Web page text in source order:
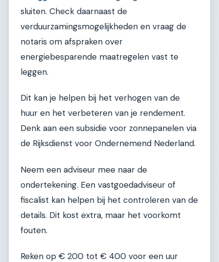
sluiten. Check daarnaast de
verduurzamingsmogelijkheden en vraag de
notaris om afspraken over
energiebesparende maatregelen vast te
leggen.
Dit kan je helpen bij het verhogen van de
huur en het verbeteren van je rendement.
Denk aan een subsidie voor zonnepanelen via
de Rijksdienst voor Ondernemend Nederland.
Neem een adviseur mee naar de
ondertekening. Een vastgoedadviseur of
fiscalist kan helpen bij het controleren van de
details. Dit kost extra, maar het voorkomt
fouten.
Reken op € 200 tot € 400 voor een uur